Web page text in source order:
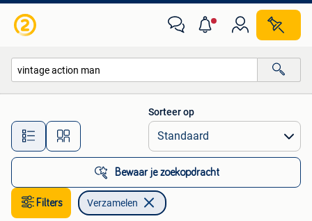
Alle afstanden…
Sorteer op
Bewaar je zoekopdracht
Filters Verzamelen